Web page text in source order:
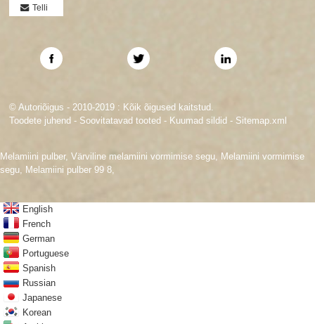
Telli
© Autoriõigus - 2010-2019 : Kõik õigused kaitstud.
Toodete juhend - Soovitatavad tooted - Kuumad sildid - Sitemap.xml
Melamiini pulber, Värviline melamiini vormimise segu, Melamiini vormimise
segu, Melamiini pulber 99 8,
English
French
German
Portuguese
Spanish
Russian
Japanese
Korean